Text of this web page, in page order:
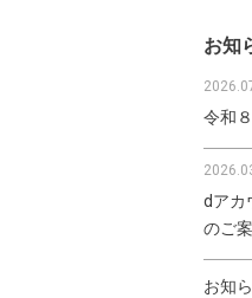
お知
令和
dアカ
のご
お知